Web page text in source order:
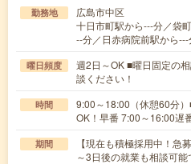
勤務地
広島市中区
十日市町駅から---分／袋
--分／日赤病院前駅から
曜日頻度
週2日～OK ■曜日固定の
談ください！
時間
9:00～18:00（休憩60分
OK！早番 7:00～16:00遅
期間
【現在も積極採用中！
～3日後の就業も相談可能